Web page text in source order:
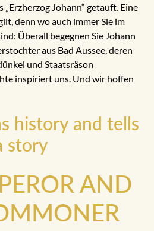
„Erzherzog Johann“ getauft. Eine
denn wo auch immer Sie im
Überall begegnen Sie Johann
aus Bad Aussee, deren
und Staatsräson
inspiriert uns. Und wir hoffen
history and tells
story
AND